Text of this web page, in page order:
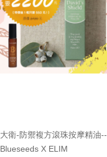
大衛-防禦複方滾珠按摩精油--
Blueseeds X ELIM